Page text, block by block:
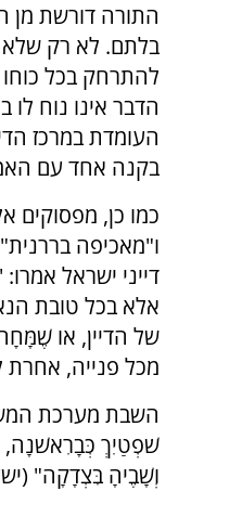
התורה דורשת מן
בלתם. לא רק שלא
להתרחק בכל
הדבר אינו נוח
העומדת במרכז
בקנה אחד עם
כמו כן, מפסוקים
ו"מאכיפה
דייני ישראל
אלא בכל טובת
של הדיין, או
מכל פנייה, אחרת
השבת מערכת
שֹׁפְטַיִךְ כְּבָרִאשֹׁנָה,
וְשָׁבֶיהָ בִּצְדָקָה"